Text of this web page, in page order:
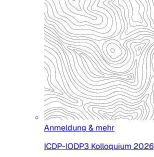
Anmeldung & mehr
ICDP-IODP3 Kolloquium 2026